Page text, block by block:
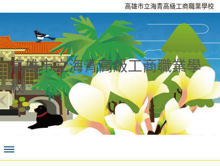
高雄市立海青高級工商職業學校
高雄市立海青高級工商職業學
校